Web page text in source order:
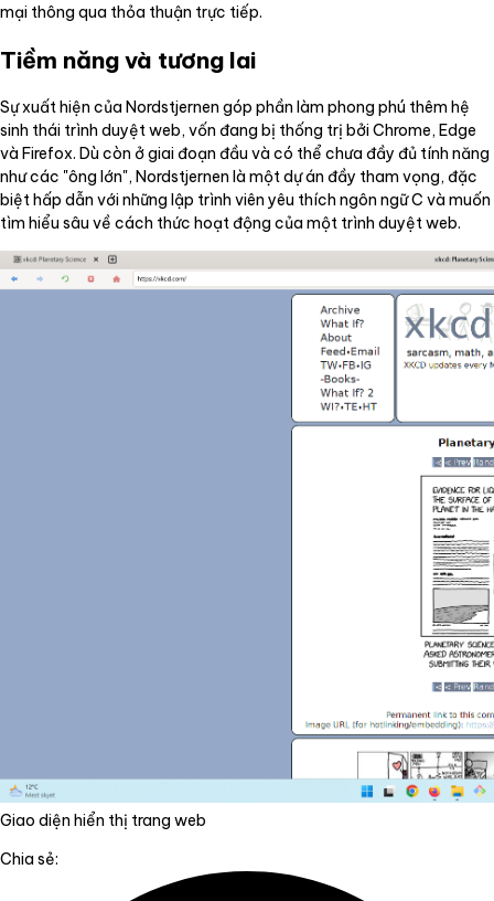
mại thông qua thỏa thuận trực tiếp.
Tiềm năng và tương lai
Sự xuất hiện của Nordstjernen góp phần làm phong phú thêm hệ
sinh thái trình duyệt web, vốn đang bị thống trị bởi Chrome, Edge
và Firefox. Dù còn ở giai đoạn đầu và có thể chưa đầy đủ tính năng
như các "ông lớn", Nordstjernen là một dự án đầy tham vọng, đặc
biệt hấp dẫn với những lập trình viên yêu thích ngôn ngữ C và muốn
tìm hiểu sâu về cách thức hoạt động của một trình duyệt web.
Giao diện hiển thị trang web
Chia sẻ: